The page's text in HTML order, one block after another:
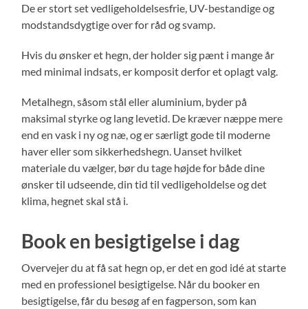
De er stort set vedligeholdelsesfrie, UV-bestandige og
modstandsdygtige over for råd og svamp.
Hvis du ønsker et hegn, der holder sig pænt i mange år
med minimal indsats, er komposit derfor et oplagt valg.
Metalhegn, såsom stål eller aluminium, byder på
maksimal styrke og lang levetid. De kræver næppe mere
end en vask i ny og næ, og er særligt gode til moderne
haver eller som sikkerhedshegn. Uanset hvilket
materiale du vælger, bør du tage højde for både dine
ønsker til udseende, din tid til vedligeholdelse og det
klima, hegnet skal stå i.
Book en besigtigelse i dag
Overvejer du at få sat hegn op, er det en god idé at starte
med en professionel besigtigelse. Når du booker en
besigtigelse, får du besøg af en fagperson, som kan